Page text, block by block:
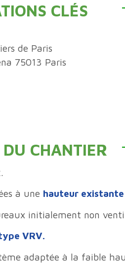
CLÉS
de Paris
75013 Paris
CHANTIER
à une hauteur
initialement non
VRV.
adaptée à la faible